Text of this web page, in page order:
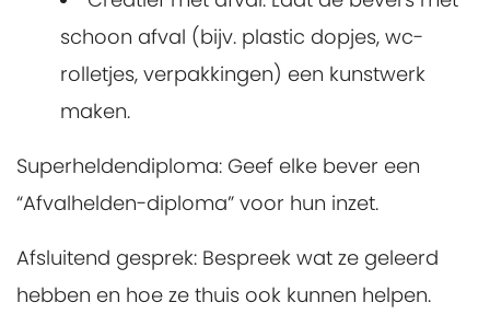
schoon afval (bijv. plastic dopjes, wc-
rolletjes, verpakkingen) een kunstwerk
maken.
Superheldendiploma: Geef elke bever een
“Afvalhelden-diploma” voor hun inzet.
Afsluitend gesprek: Bespreek wat ze geleerd
hebben en hoe ze thuis ook kunnen helpen.